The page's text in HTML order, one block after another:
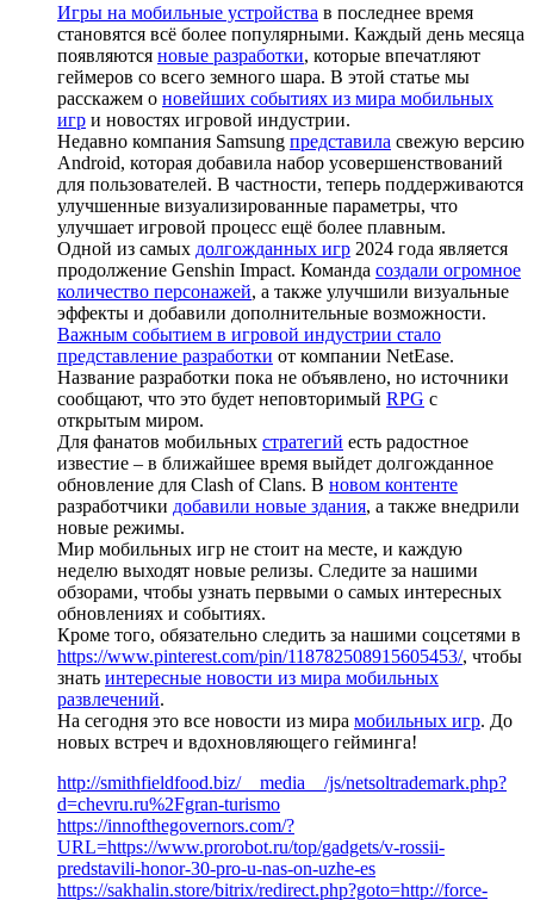
Игры на мобильные устройства в последнее время
становятся всё более популярными. Каждый день месяца
появляются новые разработки, которые впечатляют
геймеров со всего земного шара. В этой статье мы
расскажем о новейших событиях из мира мобильных
игр и новостях игровой индустрии.
Недавно компания Samsung представила свежую версию
Android, которая добавила набор усовершенствований
для пользователей. В частности, теперь поддерживаются
улучшенные визуализированные параметры, что
улучшает игровой процесс ещё более плавным.
Одной из самых долгожданных игр 2024 года является
продолжение Genshin Impact. Команда создали огромное
количество персонажей, а также улучшили визуальные
эффекты и добавили дополнительные возможности.
Важным событием в игровой индустрии стало
представление разработки от компании NetEase.
Название разработки пока не объявлено, но источники
сообщают, что это будет неповторимый RPG с
открытым миром.
Для фанатов мобильных стратегий есть радостное
известие – в ближайшее время выйдет долгожданное
обновление для Clash of Clans. В новом контенте
разработчики добавили новые здания, а также внедрили
новые режимы.
Мир мобильных игр не стоит на месте, и каждую
неделю выходят новые релизы. Следите за нашими
обзорами, чтобы узнать первыми о самых интересных
обновлениях и событиях.
Кроме того, обязательно следить за нашими соцсетями в
https://www.pinterest.com/pin/118782508915605453/, чтобы
знать интересные новости из мира мобильных
развлечений.
На сегодня это все новости из мира мобильных игр. До
новых встреч и вдохновляющего гейминга!
http://smithfieldfood.biz/__media__/js/netsoltrademark.php?
d=chevru.ru%2Fgran-turismo
https://innofthegovernors.com/?
URL=https://www.prorobot.ru/top/gadgets/v-rossii-
predstavili-honor-30-pro-u-nas-on-uzhe-es
https://sakhalin.store/bitrix/redirect.php?goto=http://force-